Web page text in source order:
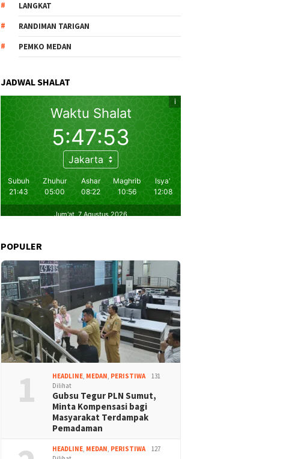
LANGKAT
RANDIMAN TARIGAN
PEMKO MEDAN
JADWAL SHALAT
POPULER
1 HEADLINE, MEDAN, PERISTIWA
131
Dilihat
Gubsu Tegur PLN Sumut,
Minta Kompensasi bagi
Masyarakat Terdampak
Pemadaman
HEADLINE, MEDAN, PERISTIWA
127